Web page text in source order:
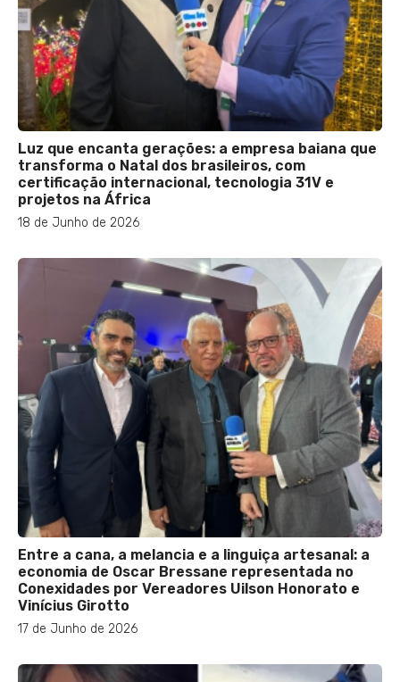
Luz que encanta gerações: a empresa baiana que
transforma o Natal dos brasileiros, com
certificação internacional, tecnologia 31V e
projetos na África
18 de Junho de 2026
Entre a cana, a melancia e a linguiça artesanal: a
economia de Oscar Bressane representada no
Conexidades por Vereadores Uilson Honorato e
Vinícius Girotto
17 de Junho de 2026